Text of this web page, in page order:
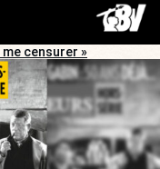
me censurer »